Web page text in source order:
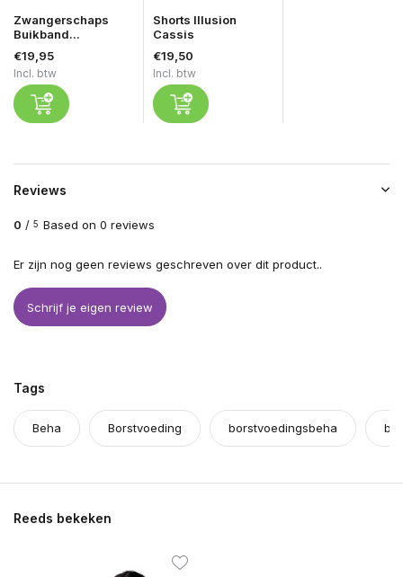
Zwangerschaps
Buikband...
€19,95
Incl. btw
Shorts Illusion
Cassis
€19,50
Incl. btw
Reviews
0 / 5 Based on 0 reviews
Er zijn nog geen reviews geschreven over dit product..
Schrijf je eigen review
Tags
Beha Borstvoeding borstvoedingsbeha
Reeds bekeken